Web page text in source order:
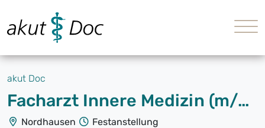
akut Doc
Facharzt Innere Medizin (m/w/d) ZNA
Nordhausen Festanstellung